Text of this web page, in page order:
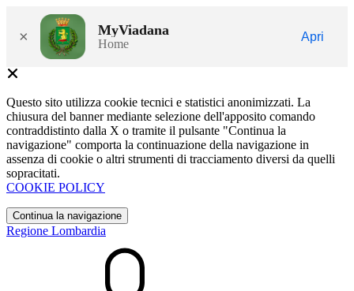
× MyViadana
Home
Apri
Questo sito utilizza cookie tecnici e statistici anonimizzati. La
chiusura del banner mediante selezione dell'apposito comando
contraddistinto dalla X o tramite il pulsante "Continua la
navigazione" comporta la continuazione della navigazione in
assenza di cookie o altri strumenti di tracciamento diversi da quelli
sopracitati.
COOKIE POLICY
Continua la navigazione
Regione Lombardia